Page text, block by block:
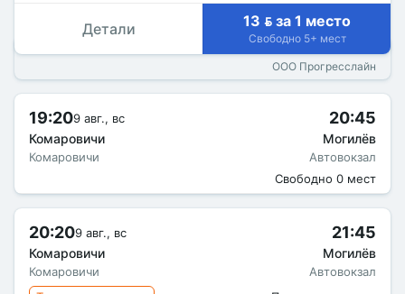
Детали 13  за 1 место
Свободно 5+ мест
ООО Прогресслайн
19:209 авг., вс
Комаровичи
Комаровичи
20:45
Могилёв
Автовокзал
Свободно 0 мест
20:209 авг., вс
Комаровичи
Комаровичи
21:45
Могилёв
Автовокзал